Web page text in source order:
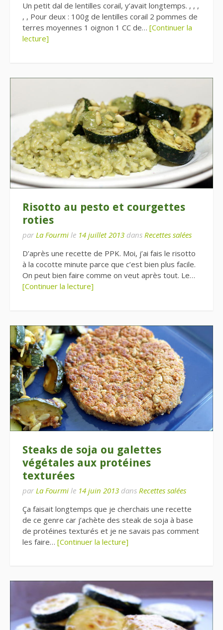
Un petit dal de lentilles corail, y’avait longtemps. , , ,
, , Pour deux : 100g de lentilles corail 2 pommes de
terres moyennes 1 oignon 1 CC de… [Continuer la
lecture]
Risotto au pesto et courgettes
roties
par La Fourmi le 14 juillet 2013 dans Recettes salées
D’après une recette de PPK. Moi, j’ai fais le risotto
à la cocotte minute parce que c’est bien plus facile.
On peut bien faire comme on veut après tout. Le…
[Continuer la lecture]
Steaks de soja ou galettes
végétales aux protéines
texturées
par La Fourmi le 14 juin 2013 dans Recettes salées
Ça faisait longtemps que je cherchais une recette
de ce genre car j’achète des steak de soja à base
de protéines texturés et je ne savais pas comment
les faire… [Continuer la lecture]